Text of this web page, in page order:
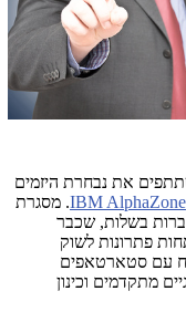
את נבחרת היזמים
IBM AlphaZone. מסגרת
מיועדת לחברות בשלות, שכבר
פתרונות לשוק
עם סטארטאפים
מתקדמים וכינון